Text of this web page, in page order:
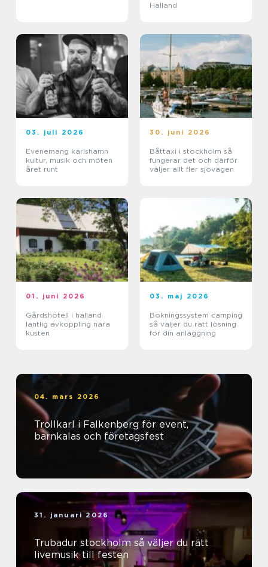
Halland
03. juli 2026
Evenemang karlshamn
kultur, musik och möten
året runt
30. juni 2026
Båttaxi i stockholm så
fungerar det och därför
väljer allt fler sjövägen
01. juni 2026
Gårdshotell i halland
lantlig avkoppling nära
kusten
03. maj 2026
Bokningssystem camping
så väljer du rätt lösning
för din anläggning
04. mars 2026
Trollkarl i Falkenberg för event,
barnkalas och företagsfest
31. januari 2026
Trubadur stockholm så väljer du rätt
livemusik till festen